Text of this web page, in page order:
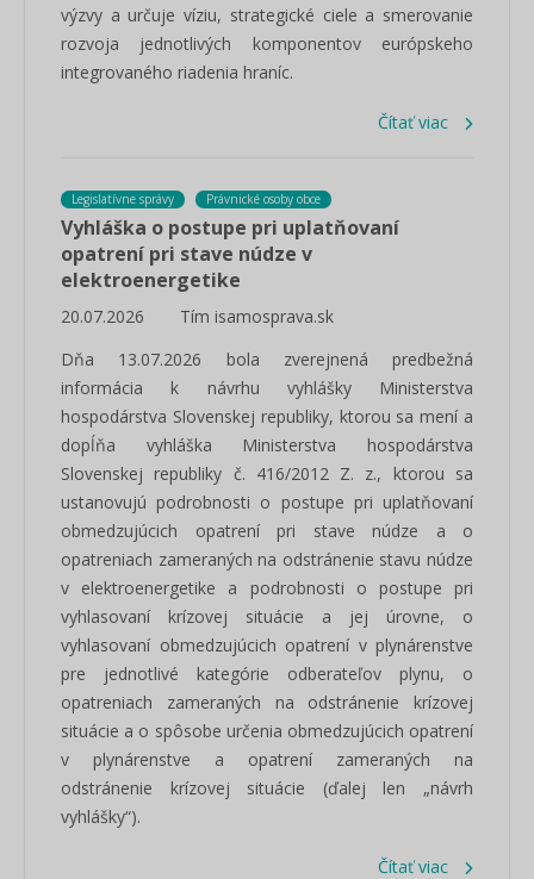
výzvy a určuje víziu, strategické ciele a smerovanie
rozvoja jednotlivých komponentov európskeho
integrovaného riadenia hraníc.
Čítať viac
Legislatívne správy Právnické osoby obce
Vyhláška o postupe pri uplatňovaní
opatrení pri stave núdze v
elektroenergetike
20.07.2026
Tím isamosprava.sk
Dňa 13.07.2026 bola zverejnená predbežná
informácia k návrhu vyhlášky Ministerstva
hospodárstva Slovenskej republiky, ktorou sa mení a
dopĺňa vyhláška Ministerstva hospodárstva
Slovenskej republiky č. 416/2012 Z. z., ktorou sa
ustanovujú podrobnosti o postupe pri uplatňovaní
obmedzujúcich opatrení pri stave núdze a o
opatreniach zameraných na odstránenie stavu núdze
v elektroenergetike a podrobnosti o postupe pri
vyhlasovaní krízovej situácie a jej úrovne, o
vyhlasovaní obmedzujúcich opatrení v plynárenstve
pre jednotlivé kategórie odberateľov plynu, o
opatreniach zameraných na odstránenie krízovej
situácie a o spôsobe určenia obmedzujúcich opatrení
v plynárenstve a opatrení zameraných na
odstránenie krízovej situácie (ďalej len „návrh
vyhlášky“).
Čítať viac